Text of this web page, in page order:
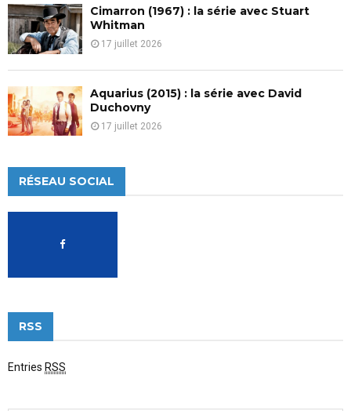
Cimarron (1967) : la série avec Stuart
Whitman
17 juillet 2026
Aquarius (2015) : la série avec David
Duchovny
17 juillet 2026
RÉSEAU SOCIAL
RSS
Entries RSS